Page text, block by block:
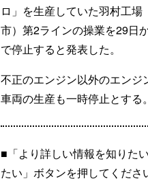
ロ」を生産していた羽村工場
市）第2ラインの操業を29日
で停止すると発表した。
不正のエンジン以外のエンジ
車両の生産も一時停止とする。
■「より詳しい情報を知りた
たい」ボタンを押してくださ